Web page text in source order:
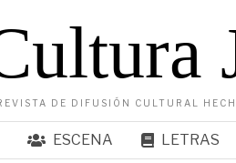
DE DIFUSIÓN CULTURAL
ESCENA LETRAS